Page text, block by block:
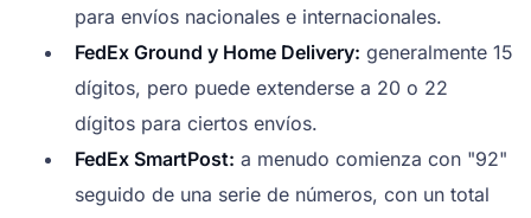
para envíos nacionales e internacionales.
FedEx Ground y Home Delivery: generalmente 15
dígitos, pero puede extenderse a 20 o 22
dígitos para ciertos envíos.
FedEx SmartPost: a menudo comienza con "92"
seguido de una serie de números, con un total